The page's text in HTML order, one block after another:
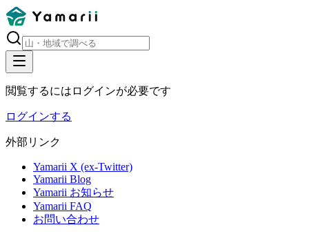
閲覧するにはログインが必要です
ログインする
外部リンク
Yamarii X (ex-Twitter)
Yamarii Blog
Yamarii お知らせ
Yamarii FAQ
お問い合わせ